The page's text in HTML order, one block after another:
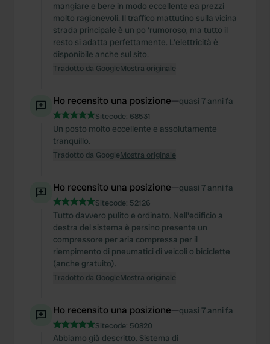
mangiare e bere in modo eccellente ea prezzi
molto ragionevoli. Il traffico mattutino sulla vicina
strada principale è un po 'rumoroso, ma tutto il
resto si adatta perfettamente. L'elettricità è
disponibile anche sul sito.
Tradotto da GoogleMostra originale
Ho recensito una posizione—quasi 7 anni fa
Sitecode: 68531
Un posto molto eccellente e assolutamente
tranquillo.
Tradotto da GoogleMostra originale
Ho recensito una posizione—quasi 7 anni fa
Sitecode: 52126
Tutto davvero pulito e ordinato. Nell'edificio a
destra del sistema è persino presente un
compressore per aria compressa per il
riempimento di pneumatici di veicoli o biciclette
(anche gratuito).
Tradotto da GoogleMostra originale
Ho recensito una posizione—quasi 7 anni fa
Sitecode: 50820
Abbiamo già descritto. Sistema di